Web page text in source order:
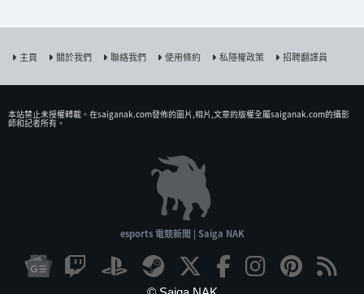
主頁 關於我們 聯絡我們 使用條約 私隱權政策 招聘翻譯員
本站禁止未授權𨍭載。在saiganak.com發佈的圖片,相片,文章的版權全屬saiganak.com的攝影
師和記者所有。
esports 電競新聞 | Saiga NAK